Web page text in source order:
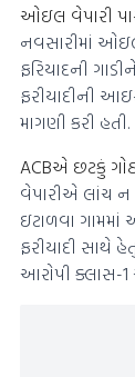
ઓઇલ વેપારી
નવસારીમાં
ફરિયાદની
ફરીયાદીની
માગણી કરી હતી.
ACBએ છટકું
વેપારીએ લાંચ
ઇટાળવા
ફરીયાદી સાથે
આરોપી ક્લાસ-1